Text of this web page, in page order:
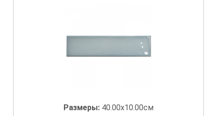
Размеры: 40.00x10.00см